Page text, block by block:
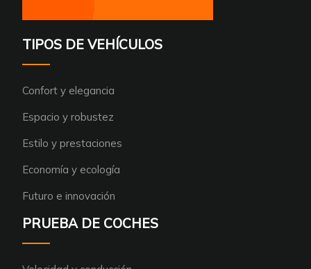
TIPOS DE VEHÍCULOS
Confort y elegancia
Espacio y robustez
Estilo y prestaciones
Economía y ecología
Futuro e innovación
PRUEBA DE COCHES